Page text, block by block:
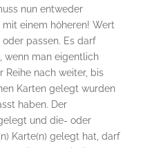
nun entweder
einem höheren! Wert
passen. Es darf
wenn man eigentlich
Reihe nach weiter, bis
Karten gelegt wurden
haben. Der
und die- oder
Karte(n) gelegt hat, darf